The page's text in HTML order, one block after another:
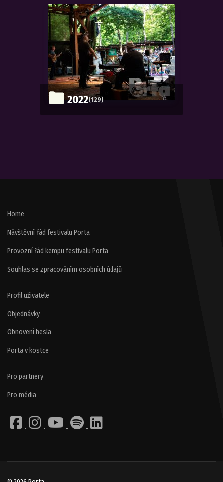
2022(129)
Home
Návštěvní řád festivalu Porta
Provozní řád kempu festivalu Porta
Souhlas se zpracováním osobních údajů
Profil uživatele
Objednávky
Obnovení hesla
Porta v kostce
Pro partnery
Pro média